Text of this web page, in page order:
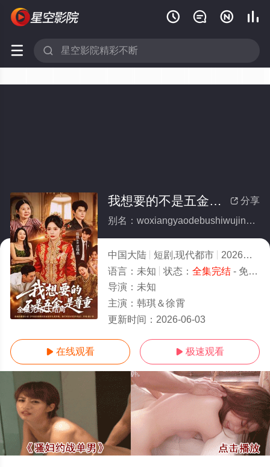
   
 
全集完结/大结局
 分享
我想要的不是五金，是尊重(全集)
别名：woxiangyaodebushiwujinshizunzhong
中国大陆 短剧,现代都市 2026
3.0
语言： 未知 状态： 全集完结- 免费在线观看
导演： 未知
主演： 韩琪＆徐霄
更新时间： 2026-06-03
 在线观看  极速观看